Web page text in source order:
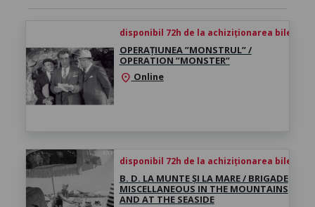
disponibil 72h de la achiziționarea biletului
OPERAȚIUNEA ”MONSTRUL” /
OPERATION ”MONSTER”
location_on Online
disponibil 72h de la achiziționarea biletului
B. D. LA MUNTE ȘI LA MARE / BRIGADE
MISCELLANEOUS IN THE MOUNTAINS
AND AT THE SEASIDE